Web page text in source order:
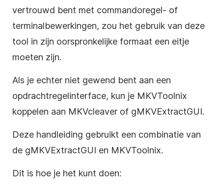
vertrouwd bent met commandoregel- of
terminalbewerkingen, zou het gebruik van deze
tool in zijn oorspronkelijke formaat een eitje
moeten zijn.
Als je echter niet gewend bent aan een
opdrachtregelinterface, kun je MKVToolnix
koppelen aan MKVcleaver of gMKVExtractGUI.
Deze handleiding gebruikt een combinatie van
de gMKVExtractGUI en MKVToolnix.
Dit is hoe je het kunt doen: